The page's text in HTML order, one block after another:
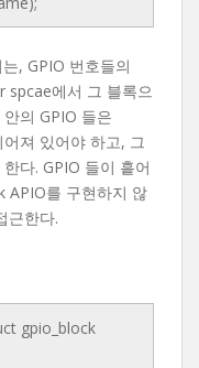
, GPIO 번호들의
spcae에서 그 블록으
의 GPIO 들은
져 있어야 하고, 그
다. GPIO 들이 흩어
APIO를 구현하지 않
근한다.
gpio_block